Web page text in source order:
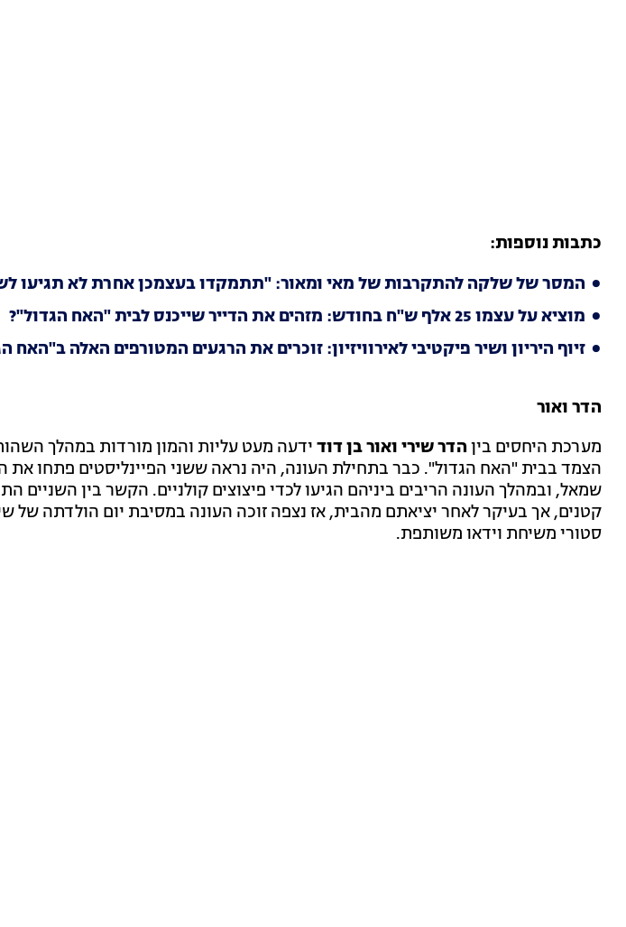
כתבות נוספות:
המסר של שלקה להתקרבות של מאי ומאור: "תתמקדו בעצמכן אחרת לא תגיעו
מוציא על עצמו 25 אלף ש"ח בחודש: מזהים את הדייר שייכנס לבית "האח הגדול"?
זיוף היריון ושיר פיקטיבי לאירוויזיון: זוכרים את הרגעים המטורפים האלה ב"האח
הדר ואור
מערכת היחסים בין הדר שירי ואור בן דוד ידעה מעט עליות והמון מורדות במהלך
הצמד בבית "האח הגדול". כבר בתחילת העונה, היה נראה ששני הפיינליסטים פתחו את
שמאל, ובמהלך העונה הריבים ביניהם הגיעו לכדי פיצוצים קולניים. הקשר בין השניים
קטנים, אך בעיקר לאחר יציאתם מהבית, אז נצפה זוכה העונה במסיבת יום הולדתה של
סטורי משיחת וידאו משותפת.